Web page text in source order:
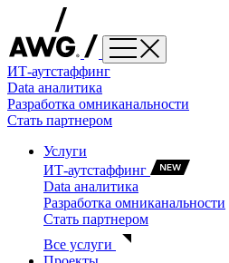
ИТ-аутстаффинг
Data аналитика
Разработка омниканальности
Стать партнером
Услуги
ИТ-аутстаффинг
Data аналитика
Разработка омниканальности
Стать партнером
Все услуги